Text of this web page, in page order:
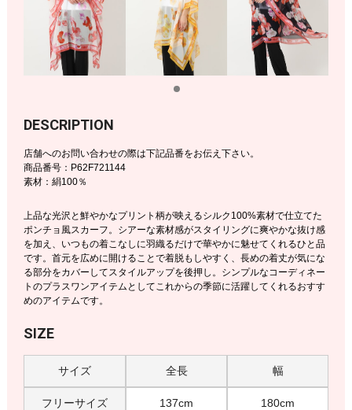
DESCRIPTION
店舗へのお問い合わせの際は下記品番をお伝え下さい。
商品番号：P62F721144
素材：絹100％
上品な光沢と鮮やかなプリント柄が映えるシルク100%素材で仕立てた
ポンチョ風スカーフ。シアーな素材感がスタイリングに爽やかな抜け感
を加え、いつもの着こなしに羽織るだけで華やかに魅せてくれるひと品
です。首元を広めに開けることで着脱もしやすく、長めの着丈が気にな
る部分をカバーしてスタイルアップを後押し。シンプルなコーディネー
トのプラスワンアイテムとしてこれからの季節に活躍してくれるおすす
めのアイテムです。
SIZE
サイズ 全長 幅
フリーサイズ 137cm 180cm